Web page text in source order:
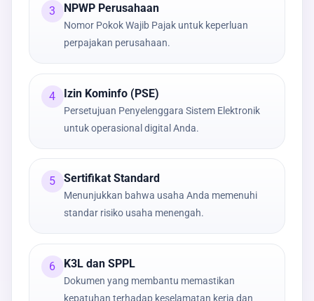
3 NPWP Perusahaan
Nomor Pokok Wajib Pajak untuk keperluan
perpajakan perusahaan.
4 Izin Kominfo (PSE)
Persetujuan Penyelenggara Sistem Elektronik
untuk operasional digital Anda.
5 Sertifikat Standard
Menunjukkan bahwa usaha Anda memenuhi
standar risiko usaha menengah.
6 K3L dan SPPL
Dokumen yang membantu memastikan
kepatuhan terhadap keselamatan kerja dan